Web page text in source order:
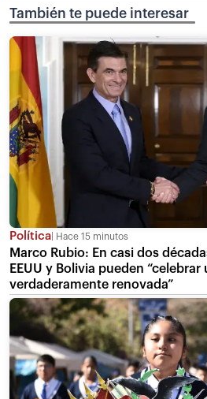
También te puede interesar
Política Hace 15 minutos
Marco Rubio: En casi dos
EEUU y Bolivia pueden
verdaderamente renovada”